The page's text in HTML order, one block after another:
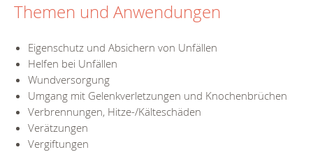
Themen und Anwendungen
Eigenschutz und Absichern von Unfällen
Helfen bei Unfällen
Wundversorgung
Umgang mit Gelenkverletzungen und Knochenbrüchen
Verbrennungen, Hitze-/Kälteschäden
Verätzungen
Vergiftungen